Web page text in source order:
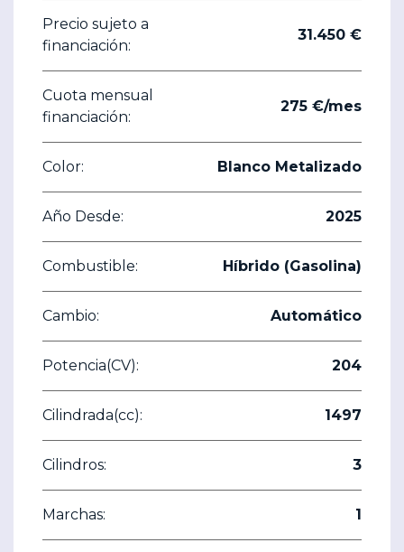
Precio sujeto a
financiación:
31.450 €
Cuota mensual
financiación:
275 €/mes
Color: Blanco Metalizado
Año Desde: 2025
Combustible: Híbrido (Gasolina)
Cambio: Automático
Potencia(CV): 204
Cilindrada(cc): 1497
Cilindros: 3
Marchas: 1